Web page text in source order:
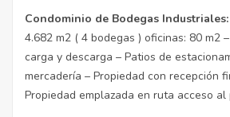
Condominio de Bodegas Industriales:
4.682 m2 ( 4 bodegas ) oficinas: 80 m2
carga y descarga – Patios de
mercadería – Propiedad con recepción
Propiedad emplazada en ruta acceso al